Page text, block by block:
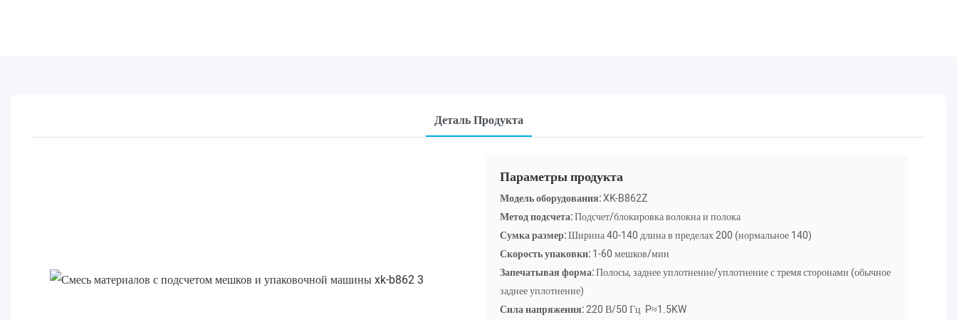
Деталь Продукта
Параметры продукта
Модель оборудования:XK-B862Z
Метод подсчета:Подсчет/блокировка волокна и полока
Сумка размер:Ширина 40-140 длина в пределах 200 (нормальное 140)
Скорость упаковки:1-60 мешков/мин
Запечатывая форма:Полосы, заднее уплотнение/уплотнение с тремя сторонами (обычное
заднее уплотнение)
Сила напряжения:220 В/50 Гц P≈1.5KW